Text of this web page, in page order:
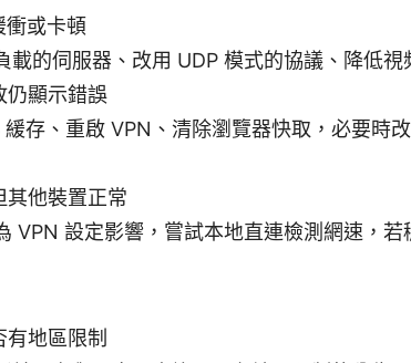
衝或卡頓
載的伺服器、改用 UDP 模式的協議、降低視
仍顯示錯誤
存、重啟 VPN、清除瀏覽器快取，必要時
其他裝置正常
VPN 設定影響，嘗試本地直連檢測網速，若
地區限制